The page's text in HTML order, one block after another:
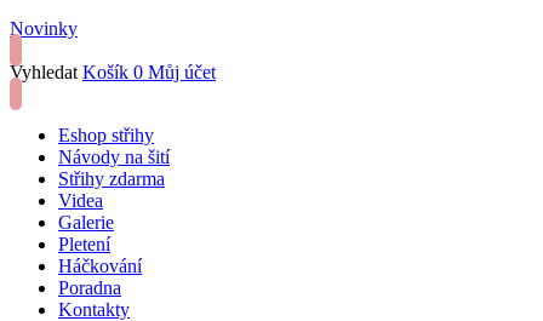
Novinky
Vyhledat Košík 0 Můj účet
Eshop střihy
Návody na šití
Střihy zdarma
Videa
Galerie
Pletení
Háčkování
Poradna
Kontakty